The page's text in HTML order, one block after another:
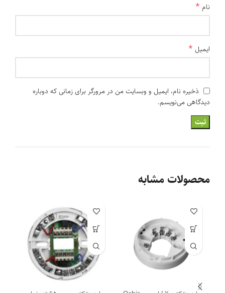
نام *
ایمیل *
ذخیره نام، ایمیل و وبسایت من در مرورگر برای زمانی که دوباره
دیدگاهی می‌نویسم.
محصولات مشابه